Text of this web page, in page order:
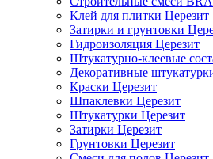
Клей для плитки Церезит
Затирки и грунтовки
Гидроизоляция Церезит
Штукатурно-клеевые
Декоративные
Краски Церезит
Шпаклевки Церезит
Штукатурки Церезит
Затирки Церезит
Грунтовки Церезит